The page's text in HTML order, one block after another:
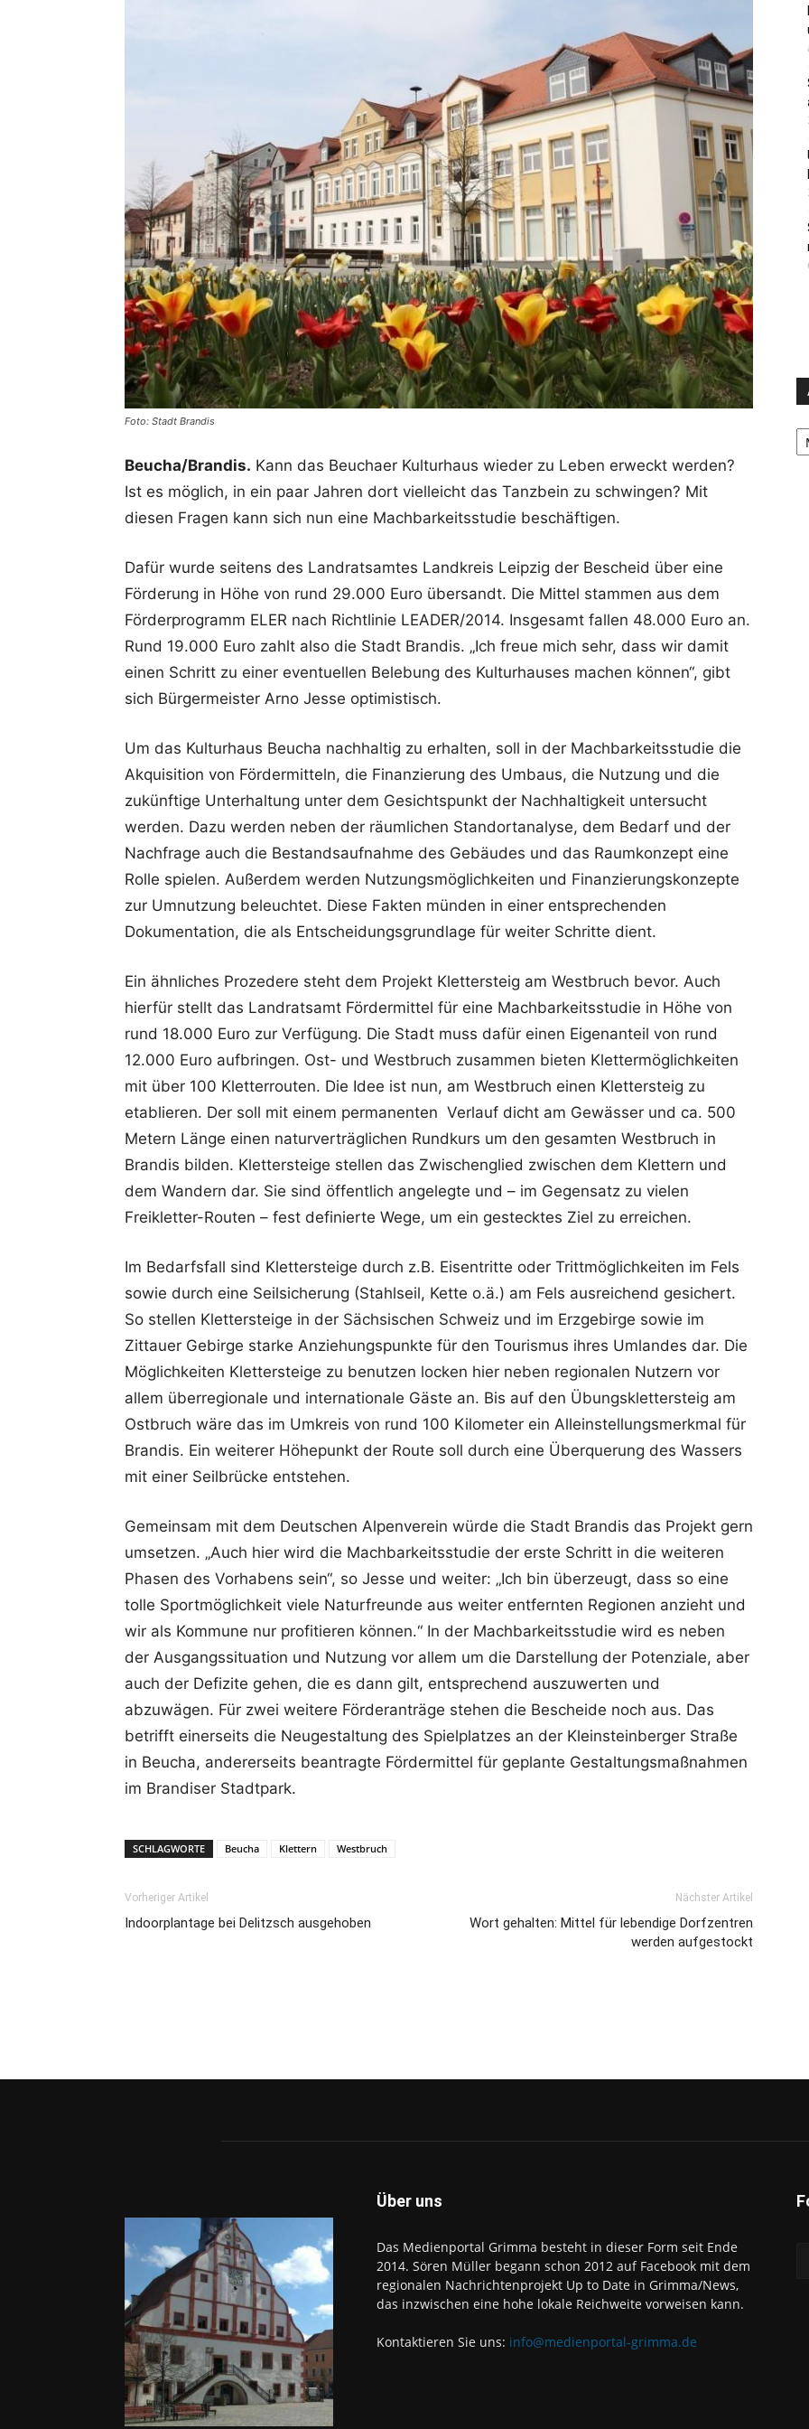
Foto: Stadt Brandis
Beucha/Brandis. Kann das Beuchaer Kulturhaus wieder zu Leben erweckt werden?
Ist es möglich, in ein paar Jahren dort vielleicht das Tanzbein zu schwingen? Mit
diesen Fragen kann sich nun eine Machbarkeitsstudie beschäftigen.
Dafür wurde seitens des Landratsamtes Landkreis Leipzig der Bescheid über eine
Förderung in Höhe von rund 29.000 Euro übersandt. Die Mittel stammen aus dem
Förderprogramm ELER nach Richtlinie LEADER/2014. Insgesamt fallen 48.000 Euro an.
Rund 19.000 Euro zahlt also die Stadt Brandis. „Ich freue mich sehr, dass wir damit
einen Schritt zu einer eventuellen Belebung des Kulturhauses machen können“, gibt
sich Bürgermeister Arno Jesse optimistisch.
Um das Kulturhaus Beucha nachhaltig zu erhalten, soll in der Machbarkeitsstudie die
Akquisition von Fördermitteln, die Finanzierung des Umbaus, die Nutzung und die
zukünftige Unterhaltung unter dem Gesichtspunkt der Nachhaltigkeit untersucht
werden. Dazu werden neben der räumlichen Standortanalyse, dem Bedarf und der
Nachfrage auch die Bestandsaufnahme des Gebäudes und das Raumkonzept eine
Rolle spielen. Außerdem werden Nutzungsmöglichkeiten und Finanzierungskonzepte
zur Umnutzung beleuchtet. Diese Fakten münden in einer entsprechenden
Dokumentation, die als Entscheidungsgrundlage für weiter Schritte dient.
Ein ähnliches Prozedere steht dem Projekt Klettersteig am Westbruch bevor. Auch
hierfür stellt das Landratsamt Fördermittel für eine Machbarkeitsstudie in Höhe von
rund 18.000 Euro zur Verfügung. Die Stadt muss dafür einen Eigenanteil von rund
12.000 Euro aufbringen. Ost- und Westbruch zusammen bieten Klettermöglichkeiten
mit über 100 Kletterrouten. Die Idee ist nun, am Westbruch einen Klettersteig zu
etablieren. Der soll mit einem permanenten Verlauf dicht am Gewässer und ca. 500
Metern Länge einen naturverträglichen Rundkurs um den gesamten Westbruch in
Brandis bilden. Klettersteige stellen das Zwischenglied zwischen dem Klettern und
dem Wandern dar. Sie sind öffentlich angelegte und – im Gegensatz zu vielen
Freikletter-Routen – fest definierte Wege, um ein gestecktes Ziel zu erreichen.
Im Bedarfsfall sind Klettersteige durch z.B. Eisentritte oder Trittmöglichkeiten im Fels
sowie durch eine Seilsicherung (Stahlseil, Kette o.ä.) am Fels ausreichend gesichert.
So stellen Klettersteige in der Sächsischen Schweiz und im Erzgebirge sowie im
Zittauer Gebirge starke Anziehungspunkte für den Tourismus ihres Umlandes dar. Die
Möglichkeiten Klettersteige zu benutzen locken hier neben regionalen Nutzern vor
allem überregionale und internationale Gäste an. Bis auf den Übungsklettersteig am
Ostbruch wäre das im Umkreis von rund 100 Kilometer ein Alleinstellungsmerkmal für
Brandis. Ein weiterer Höhepunkt der Route soll durch eine Überquerung des Wassers
mit einer Seilbrücke entstehen.
Gemeinsam mit dem Deutschen Alpenverein würde die Stadt Brandis das Projekt gern
umsetzen. „Auch hier wird die Machbarkeitsstudie der erste Schritt in die weiteren
Phasen des Vorhabens sein“, so Jesse und weiter: „Ich bin überzeugt, dass so eine
tolle Sportmöglichkeit viele Naturfreunde aus weiter entfernten Regionen anzieht und
wir als Kommune nur profitieren können.“ In der Machbarkeitsstudie wird es neben
der Ausgangssituation und Nutzung vor allem um die Darstellung der Potenziale, aber
auch der Defizite gehen, die es dann gilt, entsprechend auszuwerten und
abzuwägen. Für zwei weitere Förderanträge stehen die Bescheide noch aus. Das
betrifft einerseits die Neugestaltung des Spielplatzes an der Kleinsteinberger Straße
in Beucha, andererseits beantragte Fördermittel für geplante Gestaltungsmaßnahmen
im Brandiser Stadtpark.
SCHLAGWORTE Beucha Klettern Westbruch
Vorheriger Artikel
Indoorplantage bei Delitzsch ausgehoben
Nächster Artikel
Wort gehalten: Mittel für lebendige Dorfzentren
werden aufgestockt
Über uns
Das Medienportal Grimma besteht in dieser Form seit Ende
2014. Sören Müller begann schon 2012 auf Facebook mit dem
regionalen Nachrichtenprojekt Up to Date in Grimma/News,
das inzwischen eine hohe lokale Reichweite vorweisen kann.
Kontaktieren Sie uns: info@medienportal-grimma.de